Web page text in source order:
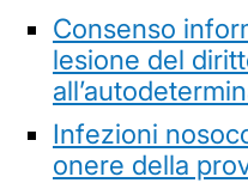
Consenso
lesione del
Infezioni
onere della